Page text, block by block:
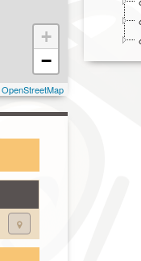
+
−
OpenStreetMap